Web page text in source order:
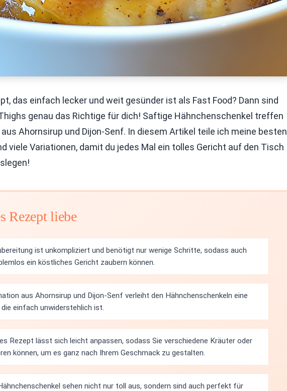
das einfach lecker und weit gesünder ist als Fast Food? Dann sind
genau das Richtige für dich! Saftige Hähnchenschenkel treffen
Ahornsirup und Dijon-Senf. In diesem Artikel teile ich meine besten
viele Variationen, damit du jedes Mal ein tolles Gericht auf den Tisch
Rezept liebe
ist unkompliziert und benötigt nur wenige Schritte, sodass auch
ein köstliches Gericht zaubern können.
aus Ahornsirup und Dijon-Senf verleiht den Hähnchenschenkeln eine
einfach unwiderstehlich ist.
Rezept lässt sich leicht anpassen, sodass Sie verschiedene Kräuter oder
können, um es ganz nach Ihrem Geschmack zu gestalten.
sehen nicht nur toll aus, sondern sind auch perfekt für